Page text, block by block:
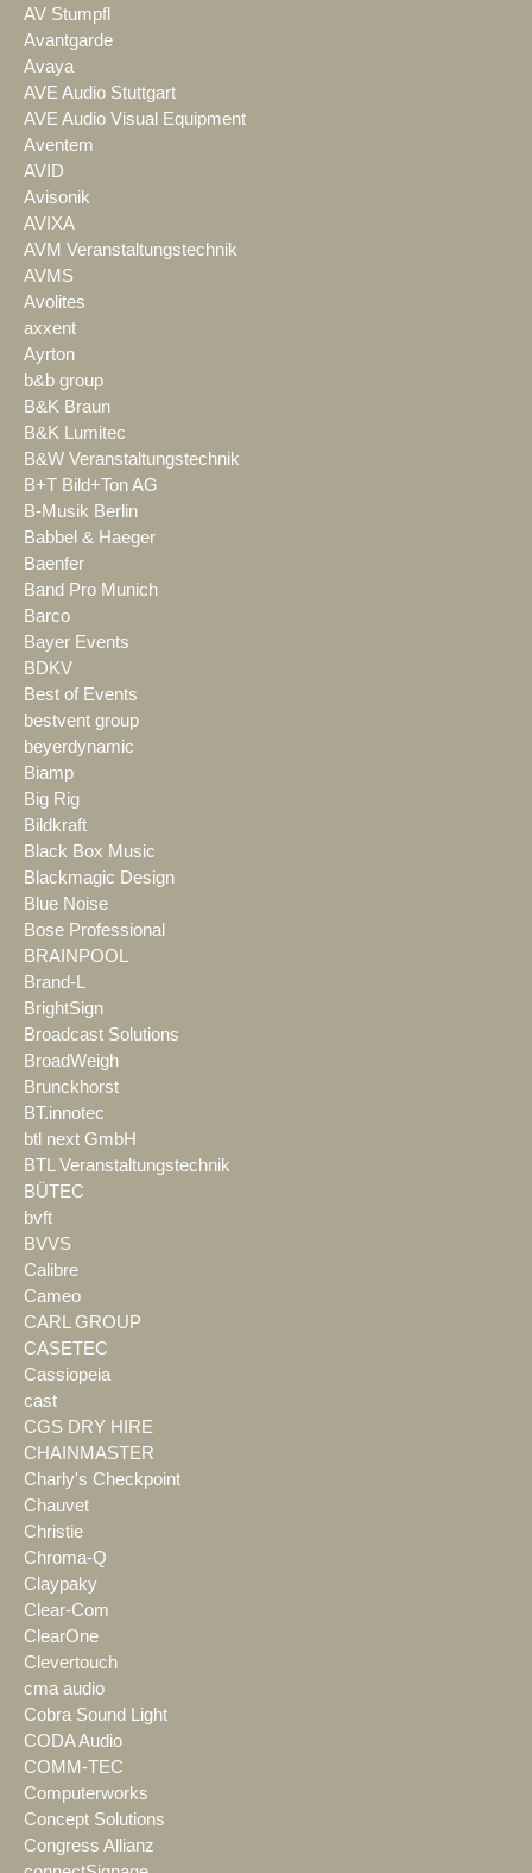
AV Stumpfl
Avantgarde
Avaya
AVE Audio Stuttgart
AVE Audio Visual Equipment
Aventem
AVID
Avisonik
AVIXA
AVM Veranstaltungstechnik
AVMS
Avolites
axxent
Ayrton
b&b group
B&K Braun
B&K Lumitec
B&W Veranstaltungstechnik
B+T Bild+Ton AG
B-Musik Berlin
Babbel & Haeger
Baenfer
Band Pro Munich
Barco
Bayer Events
BDKV
Best of Events
bestvent group
beyerdynamic
Biamp
Big Rig
Bildkraft
Black Box Music
Blackmagic Design
Blue Noise
Bose Professional
BRAINPOOL
Brand-L
BrightSign
Broadcast Solutions
BroadWeigh
Brunckhorst
BT.innotec
btl next GmbH
BTL Veranstaltungstechnik
BÜTEC
bvft
BVVS
Calibre
Cameo
CARL GROUP
CASETEC
Cassiopeia
cast
CGS DRY HIRE
CHAINMASTER
Charly's Checkpoint
Chauvet
Christie
Chroma-Q
Claypaky
Clear-Com
ClearOne
Clevertouch
cma audio
Cobra Sound Light
CODA Audio
COMM-TEC
Computerworks
Concept Solutions
Congress Allianz